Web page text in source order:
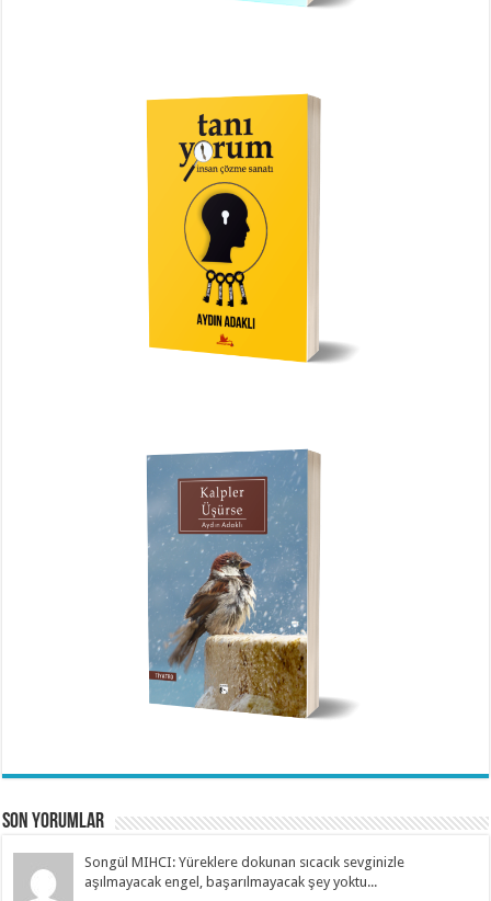
Son Yorumlar
Songül MIHCI: Yüreklere dokunan sıcacık sevginizle
aşılmayacak engel, başarılmayacak şey yoktu...